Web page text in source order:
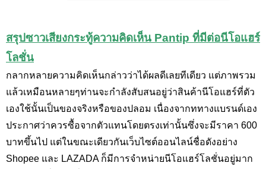
สรุปซาวเสียงกระทู้ความคิดเห็น Pantip ที่มีต่อนีโอแฮร์
โลชั่น
กลากหลายความคิดเห็นกล่าวว่าได้ผลดีเลยทีเดียว แต่ภาพรวม
แล้วเหมือนหลายๆท่านจะกำลังสับสนอยู่ว่าสินค้านีโอแฮร์ที่ตัว
เองใช้นั้นเป็นของจริงหรือของปลอม เนื่องจากททางแบรนด์เอง
ประกาศว่าควรซื้อจากตัวแทนโดยตรงเท่านั้นซึ่งจะมีราคา 600
บาทขึ้นไป แต่ในขณะเดียวกันเว็บไซต์ออนไลน์ชื่อดังอย่าง
Shopee และ LAZADA ก็มีการจำหน่ายนีโอแฮร์โลชั่นอยู่มาก